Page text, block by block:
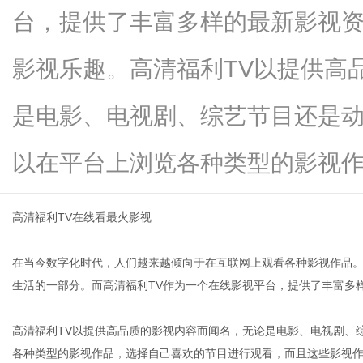
台，提供了丰富多样的最新影视
影视乐趣。高清福利TV以提供高
是电影、电视剧、综艺节目还是
以在平台上浏览各种类型的影视
高清福利TV在线看最火影视
在当今数字化时代，人们越来越倾向于在互联网上观看各种影视作品
生活的一部分。而高清福利TV作为一个在线影视平台，提供了丰富
高清福利TV以提供高品质的影视内容而闻名，无论是电影、电视剧
各种类型的影视作品，选择自己喜欢的节目进行观看，而且这些影视